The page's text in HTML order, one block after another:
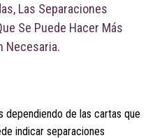
Las Separaciones
Se Puede Hacer Más
Necesaria.
dependiendo de las cartas que
indicar separaciones